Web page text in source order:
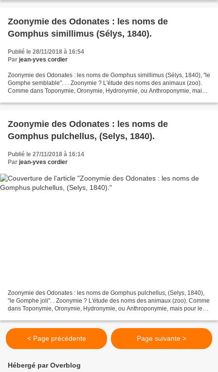
Zoonymie des Odonates : les noms de
Gomphus simillimus (Sélys, 1840).
Publié le 28/11/2018 à 16:54
Par jean-yves cordier
Zoonymie des Odonates : les noms de Gomphus simillimus (Sélys, 1840), "le
Gomphe semblable". . . Zoonymie ? L'étude des noms des animaux (zoo).
Comme dans Toponymie, Oronymie, Hydronymie, ou Anthroponymie, mais
Zoonymie des Odonates : les noms de
Gomphus pulchellus, (Selys, 1840).
Publié le 27/11/2018 à 16:14
Par jean-yves cordier
Zoonymie des Odonates : les noms de Gomphus pulchellus, (Selys, 1840),
"le Gomphe joli". . Zoonymie ? L'étude des noms des animaux (zoo). Comme
dans Toponymie, Oronymie, Hydronymie, ou Anthroponymie, mais pour les
< Page précédente Page suivante >
Hébergé par Overblog